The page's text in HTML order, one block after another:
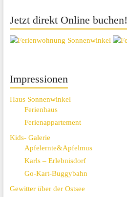
Jetzt direkt Online buchen!
Impressionen
Haus Sonnenwinkel
Ferienhaus
Ferienappartement
Kids- Galerie
Apfelernte&Apfelmus
Karls – Erlebnisdorf
Go-Kart-Buggybahn
Gewitter über der Ostsee